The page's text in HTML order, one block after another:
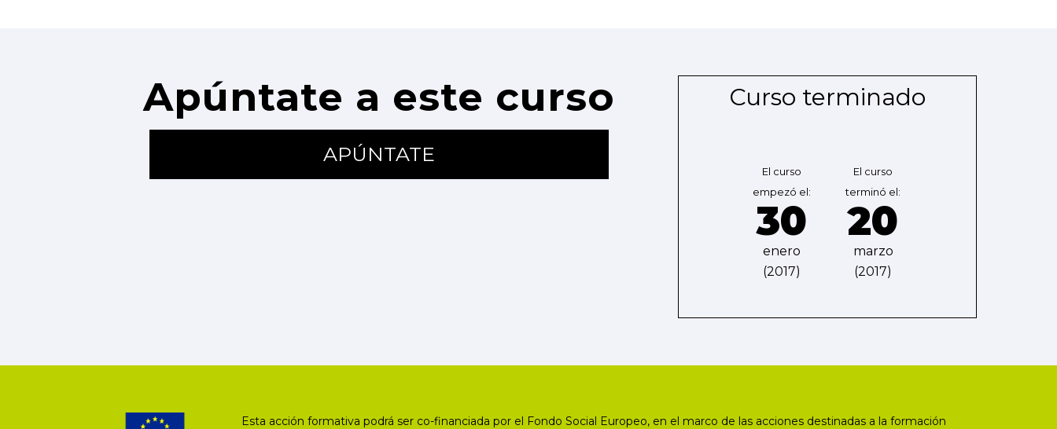
Apúntate a este curso
APÚNTATE
Curso terminado
El curso
empezó el:
30
enero
(2017)
El curso
terminó el:
20
marzo
(2017)
Esta acción formativa podrá ser co-financiada por el Fondo Social Europeo, en el marco de las acciones destinadas a la formación